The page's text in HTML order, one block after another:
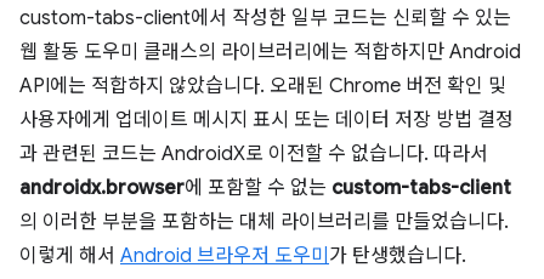
custom-tabs-client에서 작성한 일부 코드는 신뢰할 수 있는
웹 활동 도우미 클래스의 라이브러리에는 적합하지만 Android
API에는 적합하지 않았습니다. 오래된 Chrome 버전 확인 및
사용자에게 업데이트 메시지 표시 또는 데이터 저장 방법 결정
과 관련된 코드는 AndroidX로 이전할 수 없습니다. 따라서
androidx.browser에 포함할 수 없는 custom-tabs-client
의 이러한 부분을 포함하는 대체 라이브러리를 만들었습니다.
이렇게 해서 Android 브라우저 도우미 가 탄생했습니다.